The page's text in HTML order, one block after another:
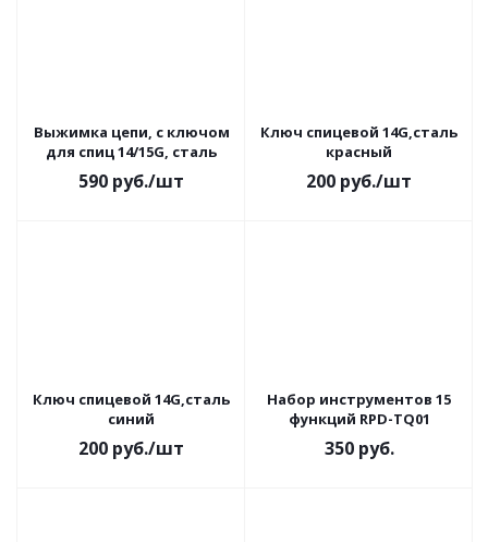
Выжимка цепи, с ключом
для спиц 14/15G, сталь
590 руб./шт
Ключ спицевой 14G,сталь
красный
200 руб./шт
Ключ спицевой 14G,сталь
синий
200 руб./шт
Набор инструментов 15
функций RPD-TQ01
350руб.